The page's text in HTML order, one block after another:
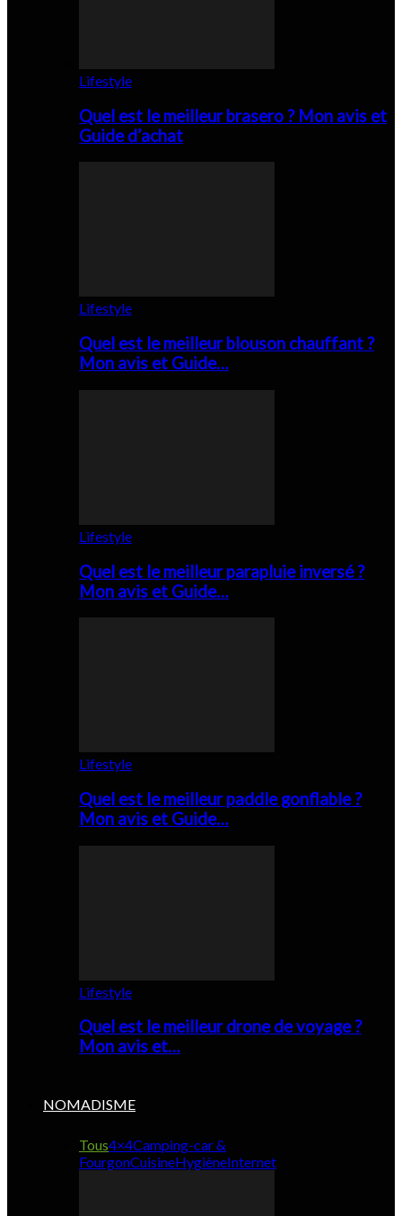
Lifestyle
Quel est le meilleur brasero ? Mon avis et
Guide d’achat
Lifestyle
Quel est le meilleur blouson chauffant ?
Mon avis et Guide…
Lifestyle
Quel est le meilleur parapluie inversé ?
Mon avis et Guide…
Lifestyle
Quel est le meilleur paddle gonflable ?
Mon avis et Guide…
Lifestyle
Quel est le meilleur drone de voyage ?
Mon avis et…
NOMADISME
Tous4×4Camping-car &
FourgonCuisineHygièneInternet